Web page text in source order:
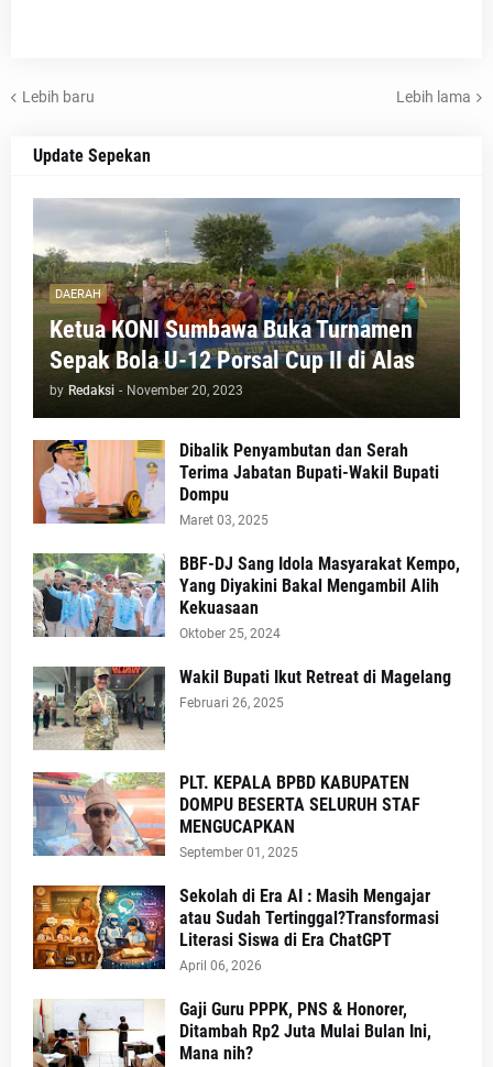
Lebih baru Lebih lama
Update Sepekan
DAERAH
Ketua KONI Sumbawa Buka Turnamen
Sepak Bola U-12 Porsal Cup II di Alas
by Redaksi - November 20, 2023
Dibalik Penyambutan dan Serah
Terima Jabatan Bupati-Wakil Bupati
Dompu
Maret 03, 2025
BBF-DJ Sang Idola Masyarakat Kempo,
Yang Diyakini Bakal Mengambil Alih
Kekuasaan
Oktober 25, 2024
Wakil Bupati Ikut Retreat di Magelang
Februari 26, 2025
PLT. KEPALA BPBD KABUPATEN
DOMPU BESERTA SELURUH STAF
MENGUCAPKAN
September 01, 2025
Sekolah di Era AI : Masih Mengajar
atau Sudah Tertinggal?Transformasi
Literasi Siswa di Era ChatGPT
April 06, 2026
Gaji Guru PPPK, PNS & Honorer,
Ditambah Rp2 Juta Mulai Bulan Ini,
Mana nih?